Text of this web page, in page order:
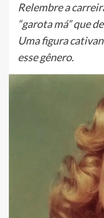
Relembre a
“garota má” que
Uma figura
esse gênero.